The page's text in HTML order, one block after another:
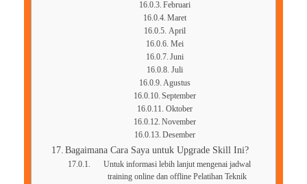
Februari
Maret
April
Mei
Juni
Juli
Agustus
September
Oktober
November
Desember
Bagaimana Cara Saya untuk Upgrade Skill Ini?
Untuk informasi lebih lanjut mengenai jadwal
training online dan offline Pelatihan Teknik